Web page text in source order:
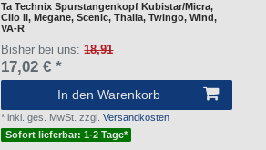
Ta Technix Spurstangenkopf Kubistar/Micra,
Clio II, Megane, Scenic, Thalia, Twingo, Wind,
VA-R
Bisher bei uns:18,91
17,02 € *
In den Warenkorb
*inkl. ges. MwSt. zzgl.Versandkosten
Sofort lieferbar: 1-2 Tage*